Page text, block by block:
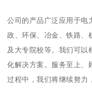
公司的产品广泛应用于电
政、环保、冶金、铁路、
及大专院校等。我们可以
化解决方案。服务至上、
过程中，我们将继续努力